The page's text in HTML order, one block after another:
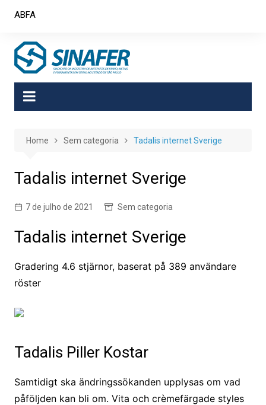
ABFA
Home Sem categoria Tadalis internet Sverige
Tadalis internet Sverige
7 de julho de 2021 Sem categoria
Tadalis internet Sverige
Gradering 4.6 stjärnor, baserat på 389 användare
röster
Tadalis Piller Kostar
Samtidigt ska ändringssökanden upplysas om vad
påföljden kan bli om. Vita och crèmefärgade styles